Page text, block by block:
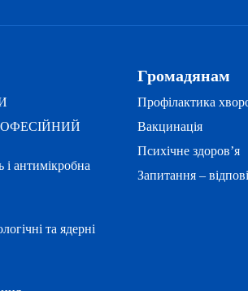
і антимікробна
та ядерні
Громадянам
Профілактика
Вакцинація
Психічне здоров’я
Запитання –